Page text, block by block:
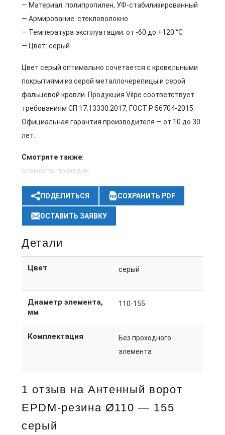
— Материал: полипропилен, УФ-стабилизированный
— Армирование: стекловолокно
— Температура эксплуатации: от -60 до +120 °C
— Цвет: серый
Цвет серый оптимально сочетается с кровельными
покрытиями из серой металлочерепицы и серой
фальцевой кровли. Продукция Vilpe соответствует
требованиям СП 17.13330.2017, ГОСТ Р 56704-2015.
Официальная гарантия производителя — от 10 до 30
лет.
Смотрите также:
элементы проходки
ПОДЕЛИТЬСЯ СОХРАНИТЬ PDF
ОСТАВИТЬ ЗАЯВКУ
Детали
Цвет серый
Диаметр элемента,
мм
110-155
Комплектация
Без проходного
элемента
1 отзыв наАнтенный ворот
EPDM-резина Ø110 — 155
серый